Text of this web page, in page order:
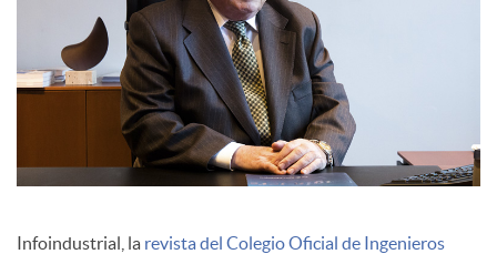
e
Infoindustrial, la revista del Colegio Oficial de Ingenieros